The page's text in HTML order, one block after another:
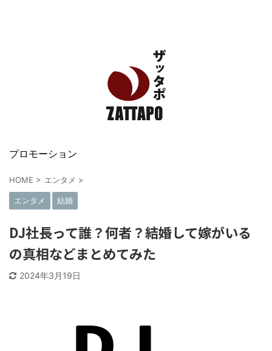
プロモーション
HOME > エンタメ >
エンタメ 結婚
DJ社長って誰？何者？結婚して嫁がいる
の真相などまとめてみた
2024年3月19日